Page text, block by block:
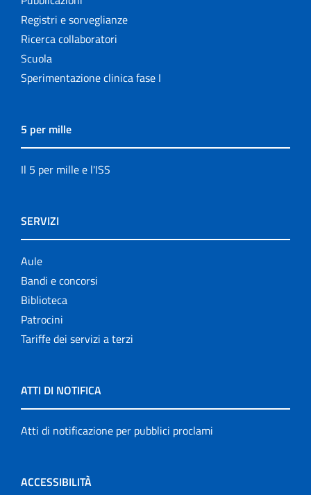
Registri e sorveglianze
Ricerca collaboratori
Scuola
Sperimentazione clinica fase I
5 per mille
Il 5 per mille e l'ISS
SERVIZI
Aule
Bandi e concorsi
Biblioteca
Patrocini
Tariffe dei servizi a terzi
ATTI DI NOTIFICA
Atti di notificazione per pubblici proclami
ACCESSIBILITÀ